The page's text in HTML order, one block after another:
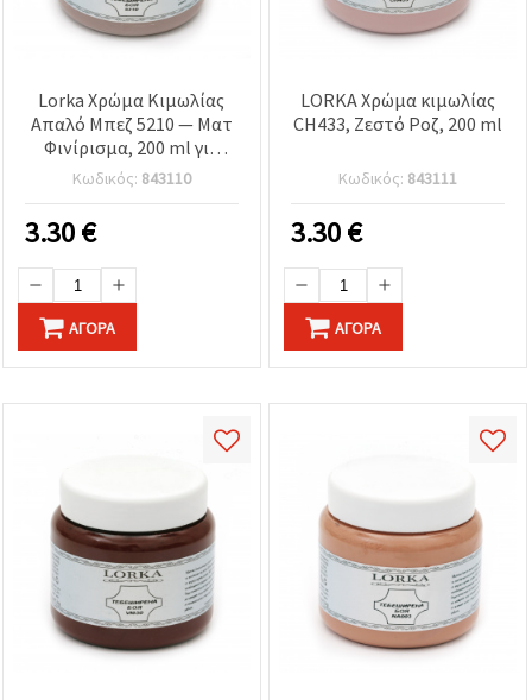
Lorka Χρώμα Κιμωλίας
Απαλό Μπεζ 5210 — Ματ
Φινίρισμα, 200 ml για
Έπιπλα, Χειροτεχνίες &
DIY Διακόσμηση Σπιτιού
Κωδικός: 843110
3.30€
ΑΓΟΡΆ
LORKA Χρώμα κιμωλίας
CH433, Ζεστό Ροζ, 200 ml
Κωδικός: 843111
3.30€
ΑΓΟΡΆ